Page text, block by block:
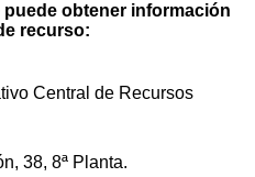
puede obtener información
recurso:
Central de Recursos
38, 8ª Planta.